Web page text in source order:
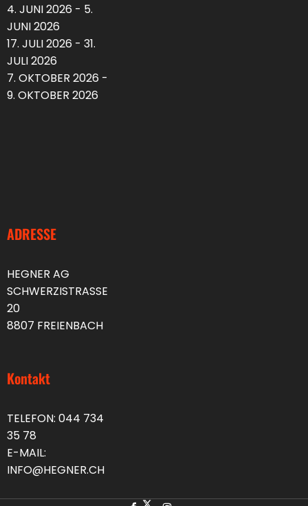
4. JUNI 2026 - 5.
JUNI 2026
17. JULI 2026 - 31.
JULI 2026
7. OKTOBER 2026 -
9. OKTOBER 2026
ADRESSE
HEGNER AG
SCHWERZISTRASSE
20
8807 FREIENBACH
Kontakt
TELEFON: 044 734
35 78
E-MAIL:
INFO@HEGNER.CH